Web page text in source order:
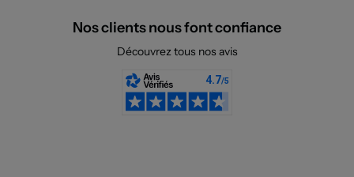
Nos clients nous font confiance
Découvrez tous nos avis